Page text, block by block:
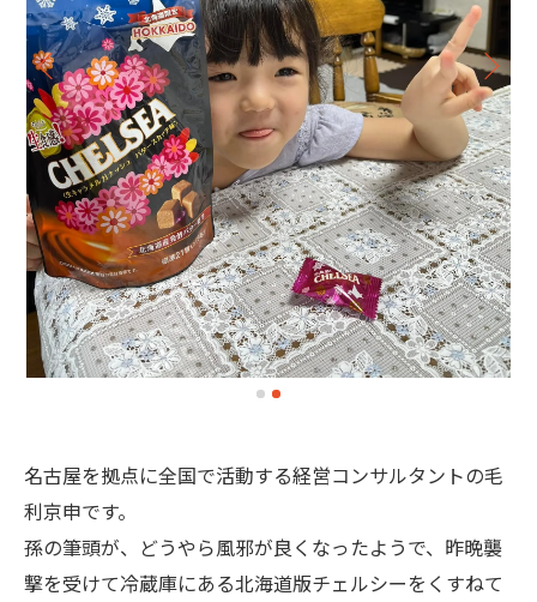
名古屋を拠点に全国で活動する経営コンサルタントの毛
利京申です。
孫の筆頭が、どうやら風邪が良くなったようで、昨晩襲
撃を受けて冷蔵庫にある北海道版チェルシーをくすねて